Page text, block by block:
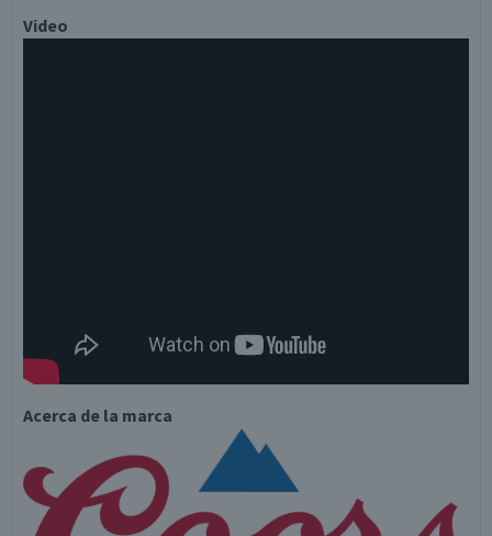
Video
Acerca de la marca